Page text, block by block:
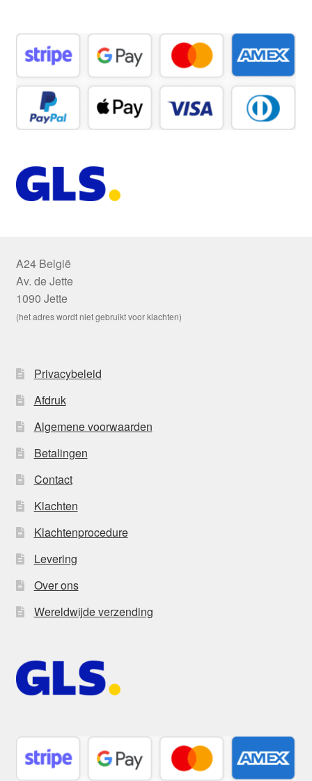
A24 België
Av. de Jette
1090 Jette
(het adres wordt niet gebruikt voor klachten)
Privacybeleid
Afdruk
Algemene voorwaarden
Betalingen
Contact
Klachten
Klachtenprocedure
Levering
Over ons
Wereldwijde verzending